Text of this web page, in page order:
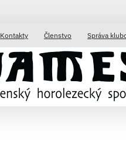
Kontakty Členstvo Správa